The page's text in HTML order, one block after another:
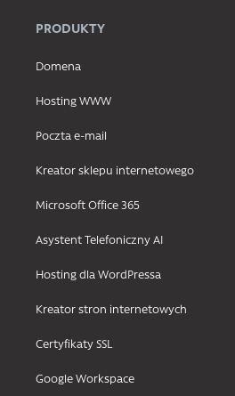
PRODUKTY
Domena
Hosting WWW
Poczta e-mail
Kreator sklepu internetowego
Microsoft Office 365
Asystent Telefoniczny AI
Hosting dla WordPressa
Kreator stron internetowych
Certyfikaty SSL
Google Workspace